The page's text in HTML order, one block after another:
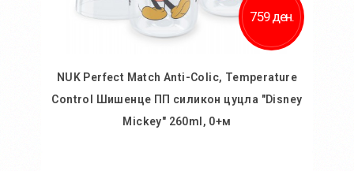
759 ден.
NUK Perfect Match Anti-Colic, Temperature
Control Шишенце ПП силикон цуцла "Disney
Mickey" 260ml, 0+м